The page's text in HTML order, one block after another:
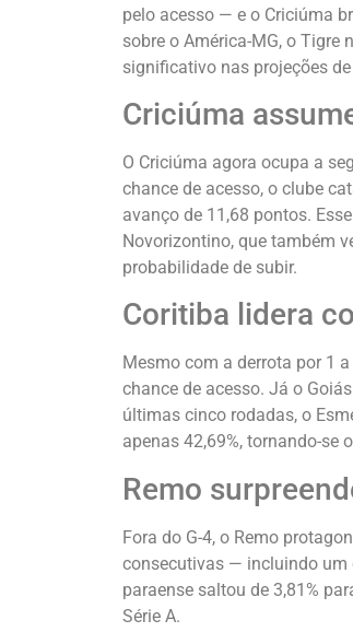
pelo acesso — e o Criciúma
sobre o América-MG, o
significativo nas projeções
Criciúma
O Criciúma agora ocupa a
chance de acesso, o clube
avanço de 11,68 pontos.
Novorizontino, que também
probabilidade de subir.
Coritiba lidera
Mesmo com a derrota por 1
chance de acesso. Já o
últimas cinco rodadas, o
apenas 42,69%, tornando-se
Remo
Fora do G-4, o Remo
consecutivas — incluindo um
paraense saltou de 3,81%
Série A.